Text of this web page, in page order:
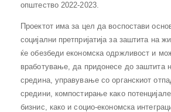
општество 2022-2023.
Проектот има за цел да воспостави
социјални претпријатија за заштита на
ќе обезбеди економска одржливост и
вработување, да придонесе до заштита
средина, управување со органскиот
средини, компостирање како
бизнис, како и социо-економска